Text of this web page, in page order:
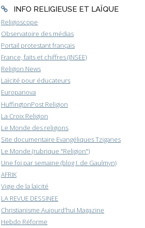
INFO RELIGIEUSE ET LAÏQUE
Religioscope
Observatoire des médias
Portail protestant français
France, faits et chiffres (INSEE)
Religion News
Laïcité pour éducateurs
Europanova
HuffingtonPost Religion
La Croix Religion
Le Monde des religions
Site documentaire Evangéliques Tziganes
Le Monde (rubrique "Religion")
Une foi par semaine (blog I. de Gaulmyn)
AFRIK
Vigie de la laïcité
LA REVUE DESSINEE
Christianisme Aujourd'hui Magazine
Hebdo Réforme